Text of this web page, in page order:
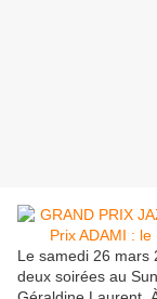
Le samedi 26 mars
deux soirées au